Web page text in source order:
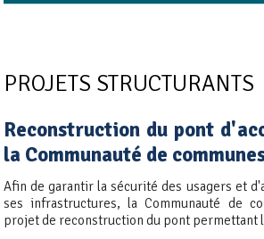
PROJETS STRUCTURANTS
Reconstruction du pont
la Communauté de
Afin de garantir la sécurité des usagers et
ses infrastructures, la Communauté de
projet de reconstruction du pont permettant